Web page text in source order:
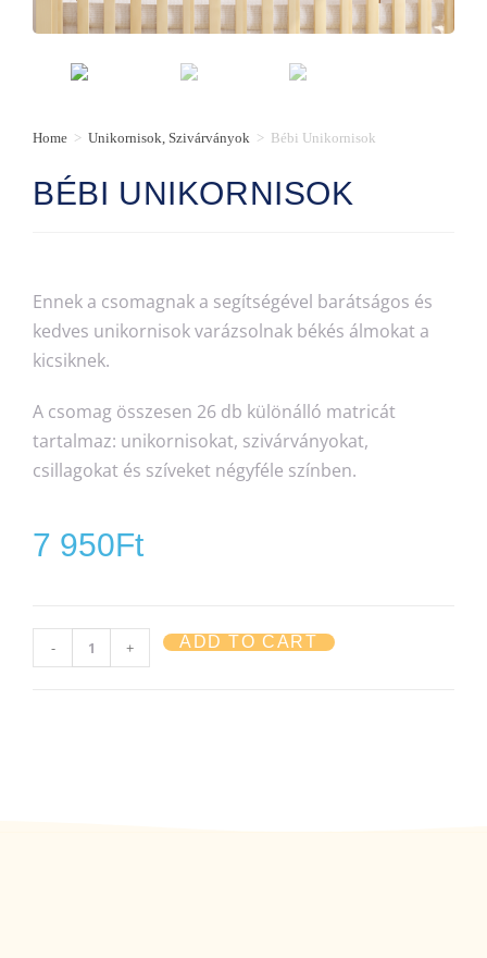
Home > Unikornisok, Szivárványok > Bébi Unikornisok
BÉBI UNIKORNISOK
Ennek a csomagnak a segítségével barátságos és
kedves unikornisok varázsolnak békés álmokat a
kicsiknek.
A csomag összesen 26 db különálló matricát
tartalmaz: unikornisokat, szivárványokat,
csillagokat és szíveket négyféle színben.
7 950Ft
- + ADD TO CART